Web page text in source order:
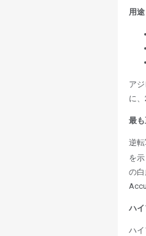
用途
ア
に
最
逆
を
の
ハ
ハ